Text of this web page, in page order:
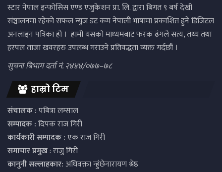
स्टार नेपाल इन्फोसिस एण्ड एजुकेशन प्रा. लि. द्वारा बिगत ९ बर्ष देखी
संञ्चालनमा रहेको सफल न्युज डट कम नेपाली भाषामा प्रकाशित हुने डिजिटल
अनलाइन पत्रिका हो । हामी यसको माध्यमबाट फरक ढंगले सत्य, तथ्य तथा
हरपल ताजा खवरहरु उपलब्ध गराउने प्रतिवद्धता व्यक्त गर्दछौं ।
सुचना बिभाग दर्ता नं. २४४४/०७७–७८
हाम्रो टिम
संचालक :पबित्रा लम्साल
सम्पादक :दिपक राज गिरी
कार्यकारी सम्पादक :एक राज गिरी
समाचार प्रमुख: राजु गिरी
कानुनी सल्लाहकार:अधिवक्ता न्हुंछेनारायण श्रेष्ठ